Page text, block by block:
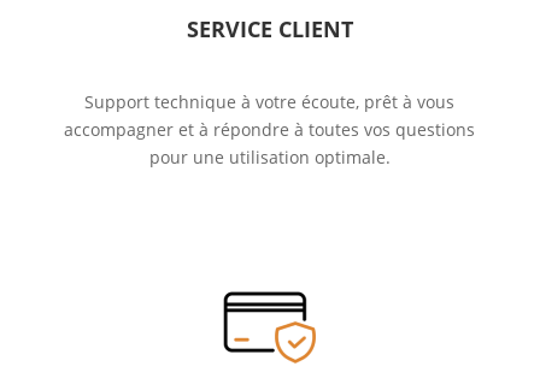
SERVICE CLIENT
Support technique à votre écoute, prêt à vous
accompagner et à répondre à toutes vos questions
pour une utilisation optimale.